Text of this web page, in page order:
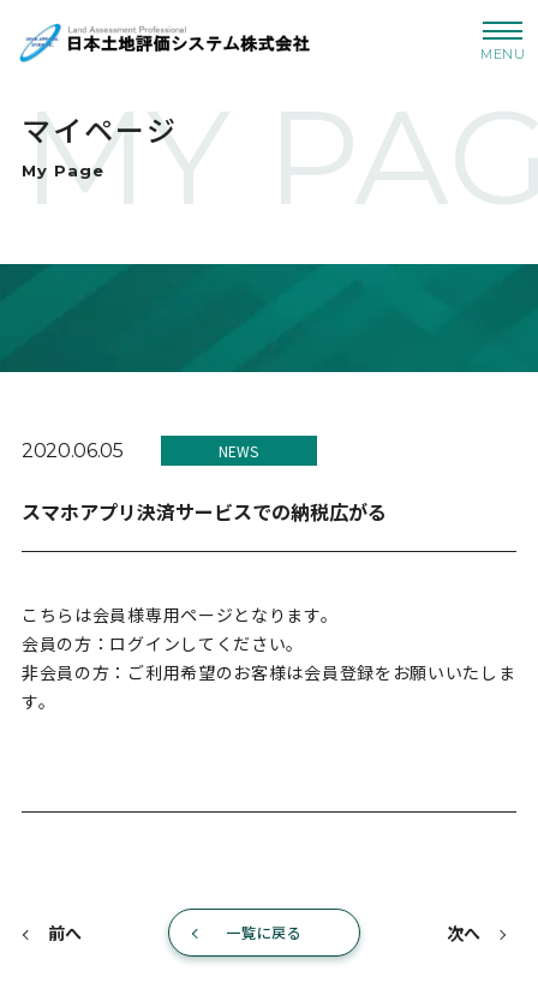
MENU
MY
マイページ
My Page
2020.06.05 NEWS
スマホアプリ決済サービスでの納税広がる
こちらは会員様専用ページとなります。
会員の方：ログインしてください。
非会員の方：ご利用希望のお客様は会員登録をお願いいたしま
す。
前へ 一覧に戻る 次へ